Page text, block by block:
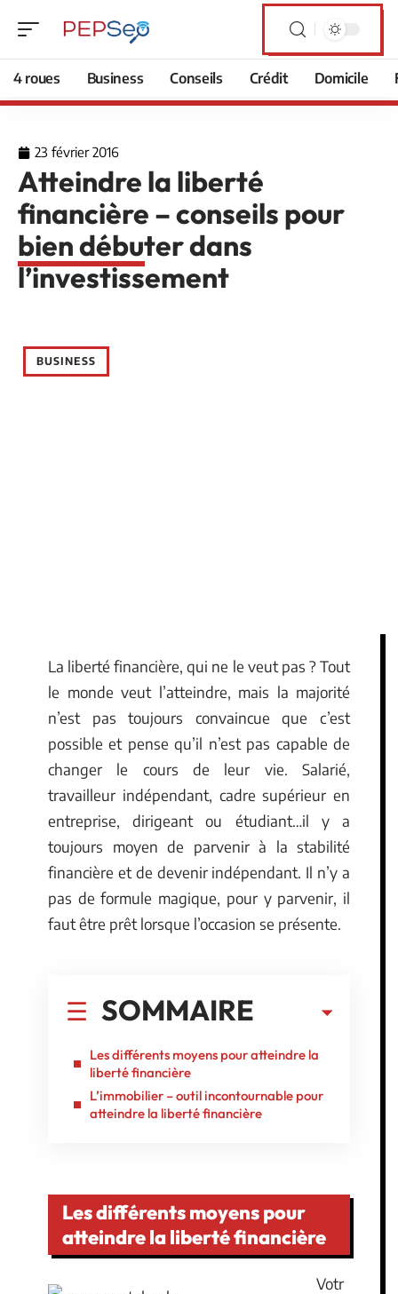
4 roues Business Conseils Crédit Domicile
23 février 2016
Atteindre la liberté
financière – conseils pour
bien débuter dans
l’investissement
BUSINESS
La liberté financière, qui ne le veut pas ? Tout
le monde veut l’atteindre, mais la majorité
n’est pas toujours convaincue que c’est
possible et pense qu’il n’est pas capable de
changer le cours de leur vie. Salarié,
travailleur indépendant, cadre supérieur en
entreprise, dirigeant ou étudiant…il y a
toujours moyen de parvenir à la stabilité
financière et de devenir indépendant. Il n’y a
pas de formule magique, pour y parvenir, il
faut être prêt lorsque l’occasion se présente.
SOMMAIRE
Les différents moyens pour atteindre la
liberté financière
L’immobilier – outil incontournable pour
atteindre la liberté financière
Les différents moyens pour
atteindre la liberté financière
Votr